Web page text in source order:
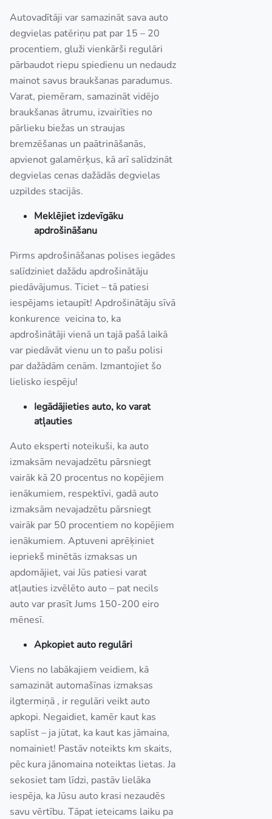
Autovadītāji var samazināt sava auto
degvielas patēriņu pat par 15 – 20
procentiem, gluži vienkārši regulāri
pārbaudot riepu spiedienu un nedaudz
mainot savus braukšanas paradumus.
Varat, piemēram, samazināt vidējo
braukšanas ātrumu, izvairīties no
pārlieku biežas un straujas
bremzēšanas un paātrināšanās,
apvienot galamērķus, kā arī salīdzināt
degvielas cenas dažādās degvielas
uzpildes stacijās.
Meklējiet izdevīgāku
apdrošināšanu
Pirms apdrošināšanas polises iegādes
salīdziniet dažādu apdrošinātāju
piedāvājumus. Ticiet – tā patiesi
iespējams ietaupīt! Apdrošinātāju sīvā
konkurence veicina to, ka
apdrošinātāji vienā un tajā pašā laikā
var piedāvāt vienu un to pašu polisi
par dažādām cenām. Izmantojiet šo
lielisko iespēju!
Iegādājieties auto, ko varat
atļauties
Auto eksperti noteikuši, ka auto
izmaksām nevajadzētu pārsniegt
vairāk kā 20 procentus no kopējiem
ienākumiem, respektīvi, gadā auto
izmaksām nevajadzētu pārsniegt
vairāk par 50 procentiem no kopējiem
ienākumiem. Aptuveni aprēķiniet
iepriekš minētās izmaksas un
apdomājiet, vai Jūs patiesi varat
atļauties izvēlēto auto – pat necils
auto var prasīt Jums 150-200 eiro
mēnesī.
Apkopiet auto regulāri
Viens no labākajiem veidiem, kā
samazināt automašīnas izmaksas
ilgtermiņā , ir regulāri veikt auto
apkopi. Negaidiet, kamēr kaut kas
saplīst – ja jūtat, ka kaut kas jāmaina,
nomainiet! Pastāv noteikts km skaits,
pēc kura jānomaina noteiktas lietas. Ja
sekosiet tam līdzi, pastāv lielāka
iespēja, ka Jūsu auto krasi nezaudēs
savu vērtību. Tāpat ieteicams laiku pa